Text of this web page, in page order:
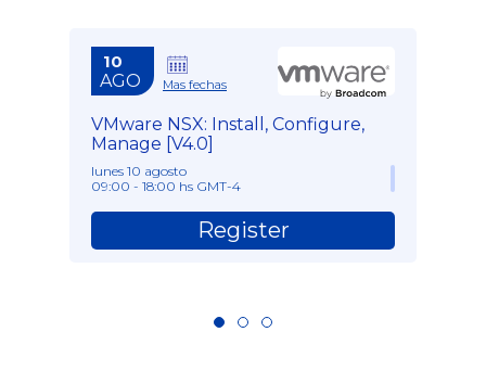
AGO
10
Mas fechas
VMware NSX: Install, Configure,
Manage [V4.0]
lunes 10 agosto
09:00 - 18:00 hs GMT-4
Register